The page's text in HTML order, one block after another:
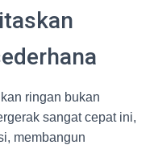
ringan bukan
sangat cepat ini,
membangun